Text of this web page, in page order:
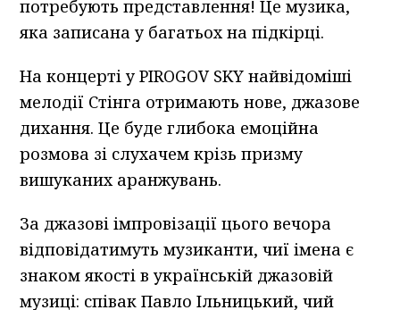
потребують представлення! Це музика,
яка записана у багатьох на підкірці.
На концерті у PIROGOV SKY найвідоміші
мелодії Стінга отримають нове, джазове
дихання. Це буде глибока емоційна
розмова зі слухачем крізь призму
вишуканих аранжувань.
За джазові імпровізації цього вечора
відповідатимуть музиканти, чиї імена є
знаком якості в українській джазовій
музиці: співак Павло Ільницький, чий